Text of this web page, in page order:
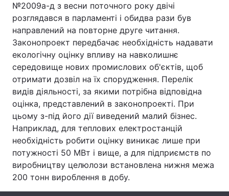
Архів Вакансії
Контакти
Послуги
Тема оформлення
№2009а-д з весни поточного року двічі
розглядався в парламенті і обидва рази був
направлений на повторне друге читання.
Законопроект передбачає необхідність надавати
екологічну оцінку впливу на навколишнє
середовище нових промислових об'єктів, щоб
отримати дозвіл на їх спорудження. Перелік
видів діяльності, за якими потрібна відповідна
оцінка, представлений в законопроекті. При
цьому з-під його дії виведений малий бізнес.
Наприклад, для теплових електростанцій
необхідність робити оцінку виникає лише при
потужності 50 МВт і вище, а для підприємств по
виробництву целюлози встановлена нижня межа
200 тонн вироблення в добу.